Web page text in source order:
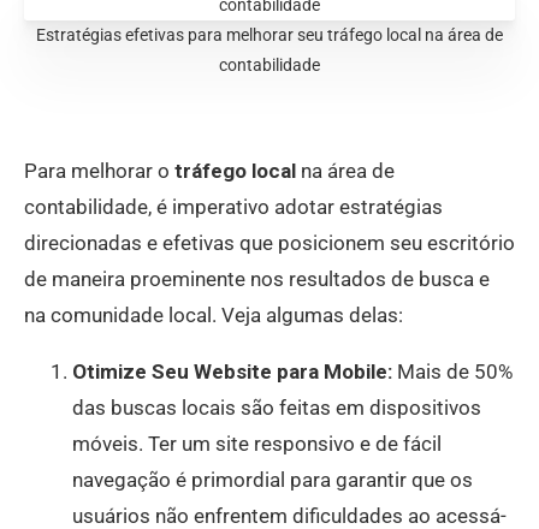
Estratégias efetivas para melhorar seu tráfego local na área de
contabilidade
Para melhorar o tráfego local na área de
contabilidade, é imperativo adotar estratégias
direcionadas e efetivas que posicionem seu escritório
de maneira proeminente nos resultados de busca e
na comunidade local. Veja algumas delas:
Otimize Seu Website para Mobile: Mais de 50%
das buscas locais são feitas em dispositivos
móveis. Ter um site responsivo e de fácil
navegação é primordial para garantir que os
usuários não enfrentem dificuldades ao acessá-